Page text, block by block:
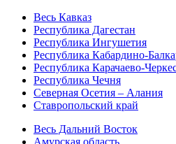
Весь Кавказ
Республика Дагестан
Республика Ингушетия
Республика Кабардино-
Республика Карачаево-
Республика Чечня
Северная Осетия – Алания
Ставропольский край
Весь Дальний Восток
Амурская область